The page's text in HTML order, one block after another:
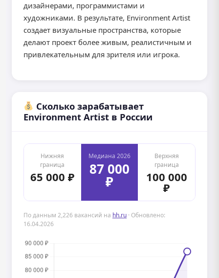
дизайнерами, программистами и
художниками. В результате, Environment Artist
создает визуальные пространства, которые
делают проект более живым, реалистичным и
привлекательным для зрителя или игрока.
Сколько зарабатывает
Environment Artist в России
Нижняя
граница
65 000 ₽
Медиана 2026
87 000
₽
Верхняя
граница
100 000
₽
По данным 2,226 вакансий на hh.ru · Обновлено:
16.04.2026